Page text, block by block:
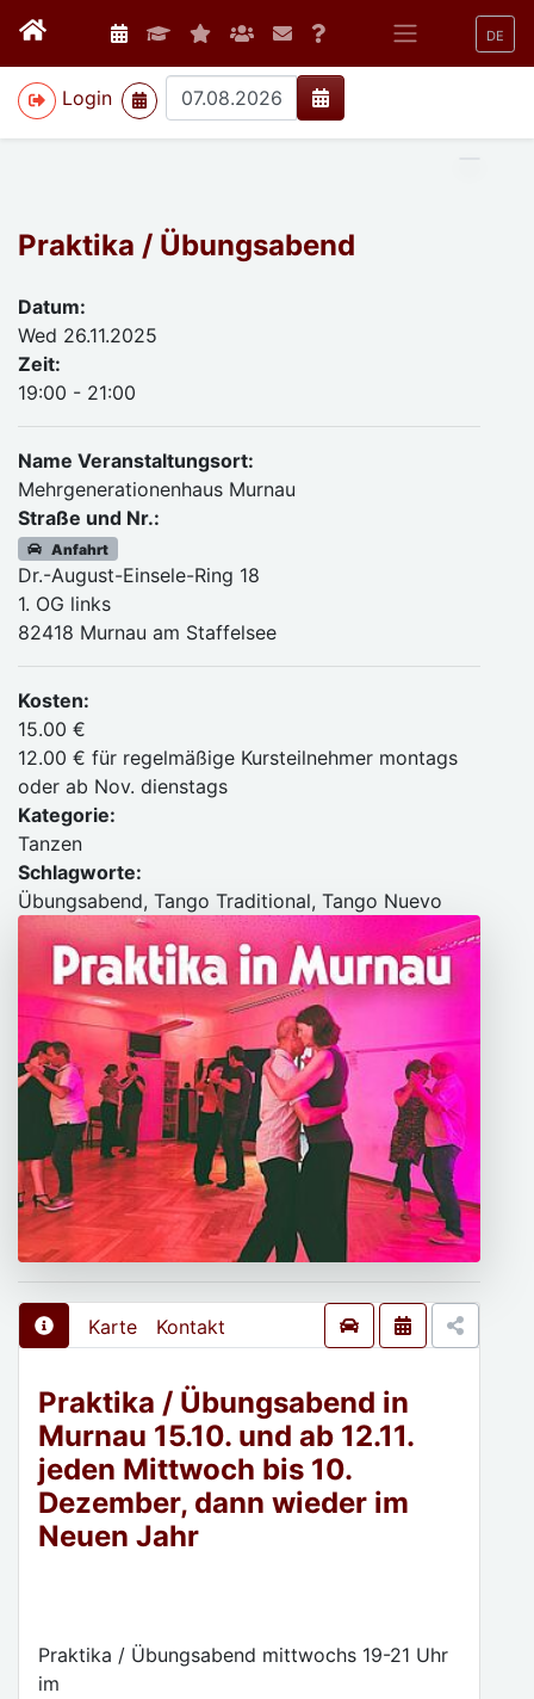
DE
Login
>
Praktika / Übungsabend
Datum:
Wed 26.11.2025
Zeit:
19:00 - 21:00
Name Veranstaltungsort:
Mehrgenerationenhaus Murnau
Straße und Nr.:
Anfahrt
Dr.-August-Einsele-Ring 18
1. OG links
82418 Murnau am Staffelsee
Kosten:
15.00 €
12.00 € für regelmäßige Kursteilnehmer montags
oder ab Nov. dienstags
Kategorie:
Tanzen
Schlagworte:
Übungsabend, Tango Traditional, Tango Nuevo
Karte Kontakt
Praktika / Übungsabend in
Murnau 15.10. und ab 12.11.
jeden Mittwoch bis 10.
Dezember, dann wieder im
Neuen Jahr
Praktika / Übungsabend mittwochs 19-21 Uhr
im